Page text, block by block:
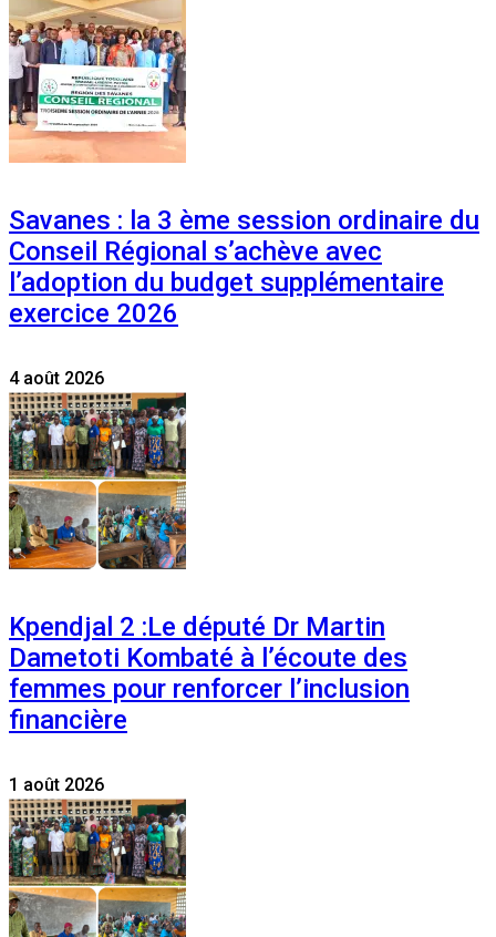
Savanes : la 3 ème session ordinaire du
Conseil Régional s’achève avec
l’adoption du budget supplémentaire
exercice 2026
4 août 2026
Kpendjal 2 :Le député Dr Martin
Dametoti Kombaté à l’écoute des
femmes pour renforcer l’inclusion
financière
1 août 2026